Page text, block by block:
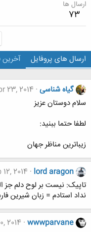
ارسال ها
73
ارسال های پروفایل آخرین
گیاه شناسی 23, 2014
سلام دوستان عزیز
لطفا حتما ببنید:
زیباترین مناظر جهان
lord aragon
2014
تاپیک: نیست بر لوح دلم
نداد استادم = زبان شیرین
wwwparvane
2014